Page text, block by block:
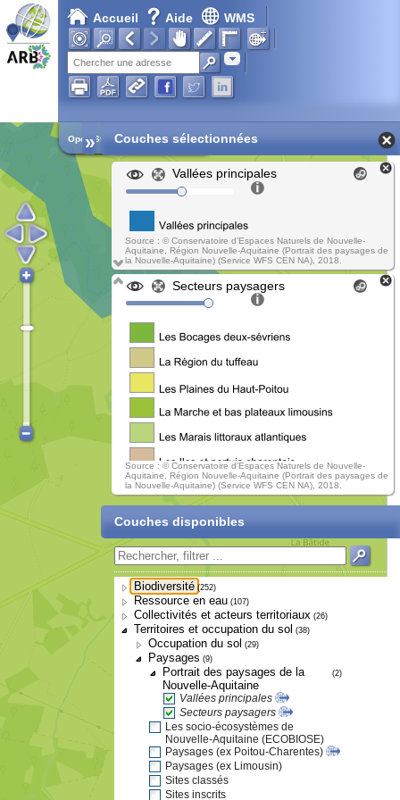
Accueil Aide WMS
Adresse
Chargement en cours...
Open Street Map
» Couches sélectionnées
Vallées principales
Source : © Conservatoire d'Espaces Naturels de Nouvelle-
Aquitaine, Région Nouvelle-Aquitaine (Portrait des paysages de
la Nouvelle-Aquitaine) (Service WFS CEN NA), 2018.
Secteurs paysagers
Source : © Conservatoire d'Espaces Naturels de Nouvelle-
Aquitaine, Région Nouvelle-Aquitaine (Portrait des paysages de
la Nouvelle-Aquitaine) (Service WFS CEN NA), 2018.
Couches disponibles
Biodiversité (252)
Ressource en eau (107)
Collectivités et acteurs territoriaux (26)
Territoires et occupation du sol (38)
Occupation du sol (29)
Paysages (9)
Portrait des paysages de la
Nouvelle-Aquitaine
(2)
Vallées principales
Secteurs paysagers
Les socio-écosystèmes de
Nouvelle-Aquitaine (ECOBIOSE)
Paysages (ex Poitou-Charentes)
Paysages (ex Limousin)
Sites classés
Sites inscrits